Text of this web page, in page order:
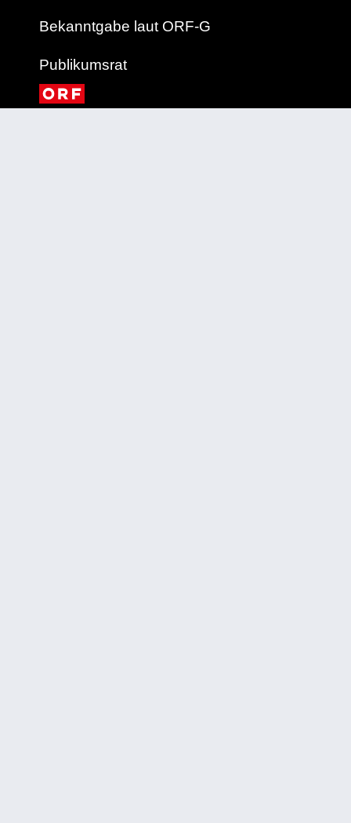
Bekanntgabe laut ORF-G
Publikumsrat